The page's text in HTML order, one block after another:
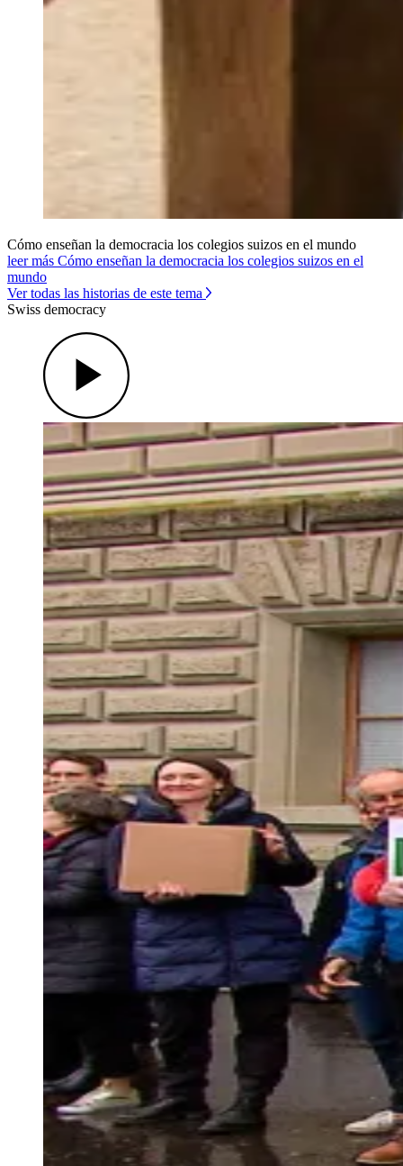
Cómo enseñan la democracia los colegios suizos en el mundo
leer más Cómo enseñan la democracia los colegios suizos en el
mundo
Ver todas las historias de este tema
Swiss democracy